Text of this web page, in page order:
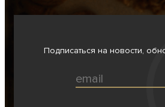
Подписаться на новости,